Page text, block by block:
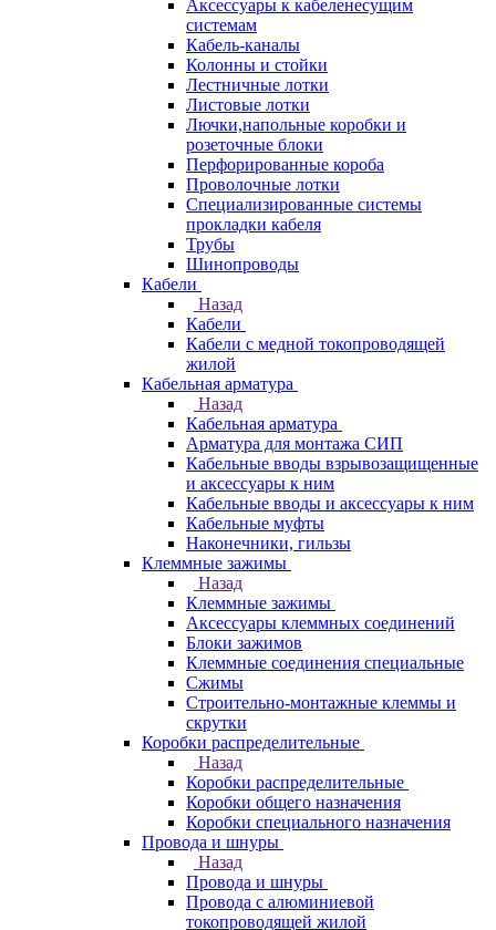
Аксессуары к кабеленесущим
системам
Кабель-каналы
Колонны и стойки
Лестничные лотки
Листовые лотки
Лючки,напольные коробки и
розеточные блоки
Перфорированные короба
Проволочные лотки
Специализированные системы
прокладки кабеля
Трубы
Шинопроводы
Кабели
Назад
Кабели
Кабели с медной токопроводящей
жилой
Кабельная арматура
Назад
Кабельная арматура
Арматура для монтажа СИП
Кабельные вводы взрывозащищенные
и аксессуары к ним
Кабельные вводы и аксессуары к ним
Кабельные муфты
Наконечники, гильзы
Клеммные зажимы
Назад
Клеммные зажимы
Аксессуары клеммных соединений
Блоки зажимов
Клеммные соединения специальные
Сжимы
Строительно-монтажные клеммы и
скрутки
Коробки распределительные
Назад
Коробки распределительные
Коробки общего назначения
Коробки специального назначения
Провода и шнуры
Назад
Провода и шнуры
Провода с алюминиевой
токопроводящей жилой